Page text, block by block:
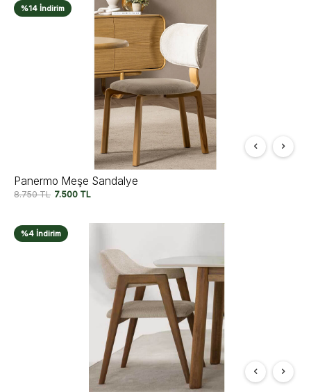
%14 İndirim
Panermo Meşe Sandalye
8.750TL 7.500 TL
%4 İndirim